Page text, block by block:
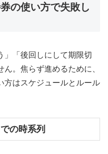
の使い方で失敗し
」「後回しにして期限切
。焦らず進めるために、
方はスケジュールとルール
の時系列